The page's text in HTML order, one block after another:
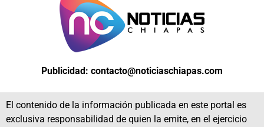
Publicidad: contacto@noticiaschiapas.com
El contenido de la información publicada en este portal es
exclusiva responsabilidad de quien la emite, en el ejercicio